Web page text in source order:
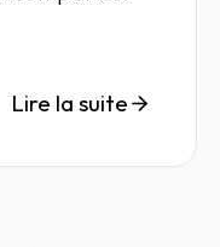
Lire la suite